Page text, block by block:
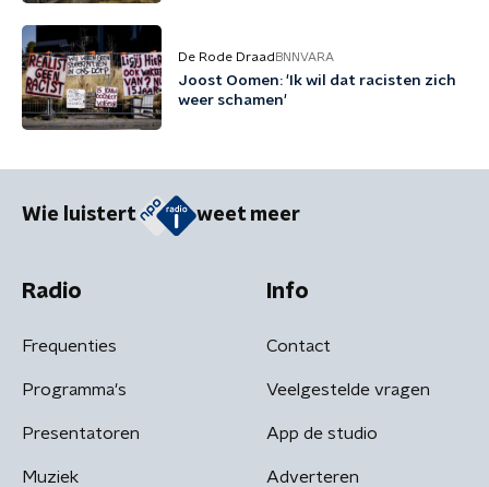
De Rode Draad BNNVARA
Joost Oomen: 'Ik wil dat racisten zich
weer schamen'
Wie luistert weet meer
Radio
Frequenties
Programma's
Presentatoren
Muziek
Info
Contact
Veelgestelde vragen
App de studio
Adverteren